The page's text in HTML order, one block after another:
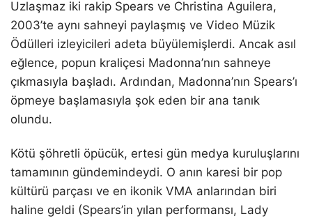
Uzlaşmaz iki rakip Spears ve Christina Aguilera,
2003’te aynı sahneyi paylaşmış ve Video Müzik
Ödülleri izleyicileri adeta büyülemişlerdi. Ancak asıl
eğlence, popun kraliçesi Madonna’nın sahneye
çıkmasıyla başladı. Ardından, Madonna’nın Spears’ı
öpmeye başlamasıyla şok eden bir ana tanık
olundu.
Kötü şöhretli öpücük, ertesi gün medya kuruluşlarını
tamamının gündemindeydi. O anın karesi bir pop
kültürü parçası ve en ikonik VMA anlarından biri
haline geldi (Spears’in yılan performansı, Lady